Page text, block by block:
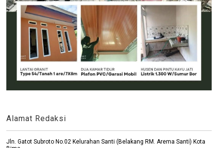
Alamat Redaksi
Jln. Gatot Subroto No.02 Kelurahan Santi (Belakang RM. Arema Santi) Kota